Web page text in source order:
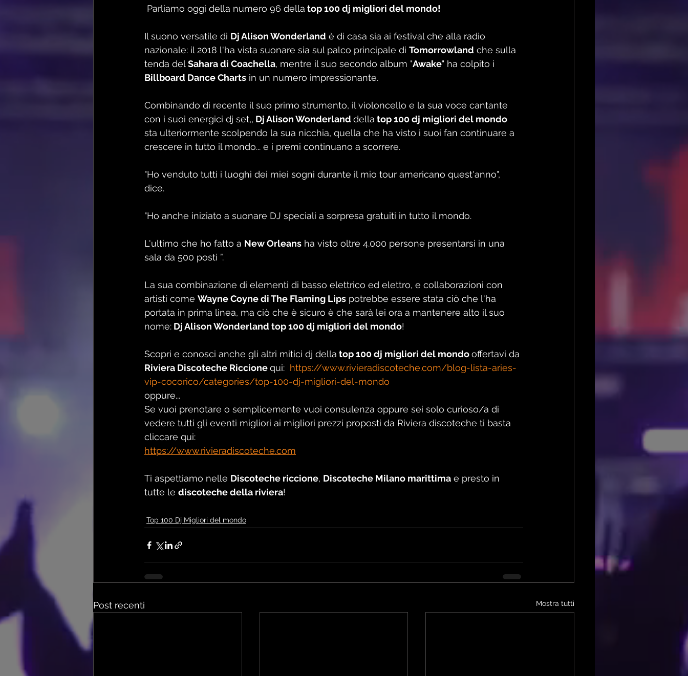
Parliamo oggi della numero 96 della top 100 dj migliori del mondo!
Il suono versatile di Dj Alison Wonderland è di casa sia ai festival che alla radio
nazionale: il 2018 l'ha vista suonare sia sul palco principale di Tomorrowland che sulla
tenda del Sahara di Coachella, mentre il suo secondo album "Awake" ha colpito i
Billboard Dance Charts in un numero impressionante.
Combinando di recente il suo primo strumento, il violoncello e la sua voce cantante
con i suoi energici dj set,, Dj Alison Wonderland della top 100 dj migliori del mondo
sta ulteriormente scolpendo la sua nicchia, quella che ha visto i suoi fan continuare a
crescere in tutto il mondo... e i premi continuano a scorrere.
"Ho venduto tutti i luoghi dei miei sogni durante il mio tour americano quest'anno",
dice.
"Ho anche iniziato a suonare DJ speciali a sorpresa gratuiti in tutto il mondo.
L'ultimo che ho fatto a New Orleans ha visto oltre 4.000 persone presentarsi in una
sala da 500 posti ”.
La sua combinazione di elementi di basso elettrico ed elettro, e collaborazioni con
artisti come Wayne Coyne di The Flaming Lips potrebbe essere stata ciò che l'ha
portata in prima linea, ma ciò che è sicuro è che sarà lei ora a mantenere alto il suo
nome: Dj Alison Wonderland top 100 dj migliori del mondo!
Scopri e conosci anche gli altri mitici dj della top 100 dj migliori del mondo offertavi da
Riviera Discoteche Riccione qui: https://www.rivieradiscoteche.com/blog-lista-aries-
vip-cocorico/categories/top-100-dj-migliori-del-mondo
oppure...
Se vuoi prenotare o semplicemente vuoi consulenza oppure sei solo curioso/a di
vedere tutti gli eventi migliori ai migliori prezzi proposti da Riviera discoteche ti basta
cliccare qui:
https://www.rivieradiscoteche.com
Ti aspettiamo nelle Discoteche riccione, Discoteche Milano marittima e presto in
tutte le discoteche della riviera!
Top 100 Dj Migliori del mondo
Post recenti Mostra tutti